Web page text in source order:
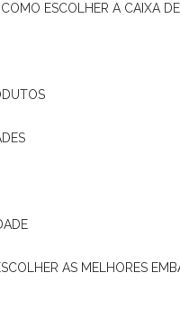
COMO ESCOLHER A CAIXA
AS MELHORES